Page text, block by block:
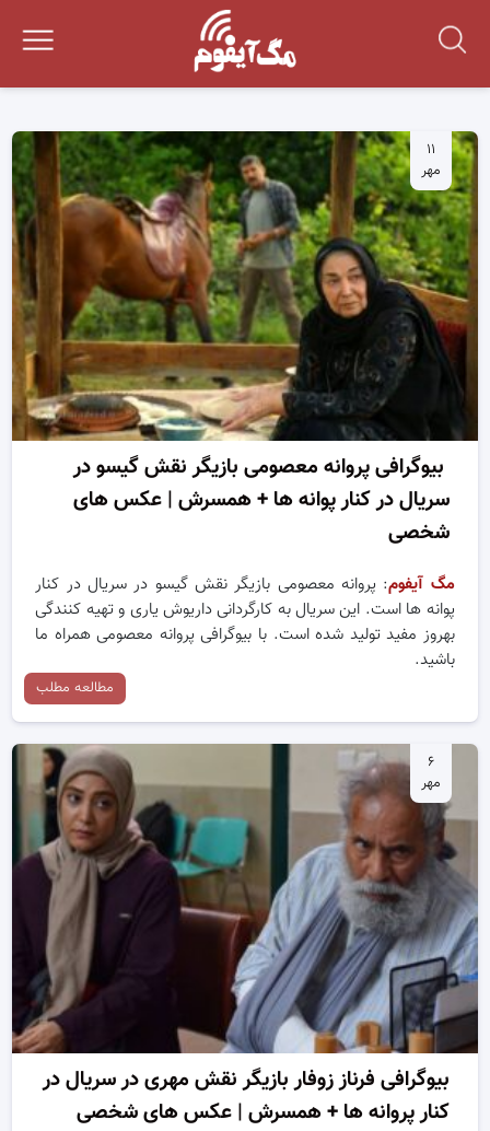
۱۱
مهر
بیوگرافی پروانه معصومی بازیگر نقش گیسو در
سریال در کنار پوانه ها + همسرش | عکس های
شخصی
مگ آیفوم: پروانه معصومی بازیگر نقش گیسو در سریال در کنار
پوانه ها است. این سریال به کارگردانی داریوش یاری و تهیه کنندگی
بهروز مفید تولید شده است. با بیوگرافی پروانه معصومی همراه ما
باشید.
مطالعه مطلب
۶
مهر
بیوگرافی فرناز زوفار بازیگر نقش مهری در سریال در
کنار پروانه ها + همسرش | عکس های شخصی